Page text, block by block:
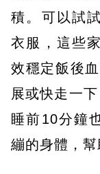
積。可以試
衣服，這些
效穩定飯後
展或快走一
睡前10分鐘
繃的身體，幫